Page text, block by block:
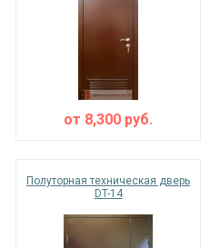
от 8,300 руб.
Полуторная техническая дверь
DT-14